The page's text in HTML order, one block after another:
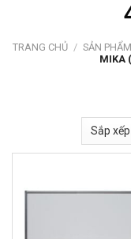
TRANG CHỦ / SẢN PHẨM
MIKA